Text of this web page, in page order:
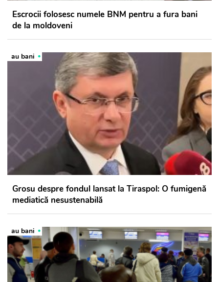
Escrocii folosesc numele BNM pentru a fura bani
de la moldoveni
au bani
Grosu despre fondul lansat la Tiraspol: O fumigenă
mediatică nesustenabilă
au bani